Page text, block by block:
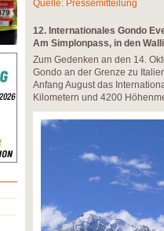
Quelle: Pressemitteilung
12. Internationales Gondo
Am Simplonpass, in den
Zum Gedenken an den 14.
Gondo an der Grenze zu
Anfang August das
Kilometern und 4200